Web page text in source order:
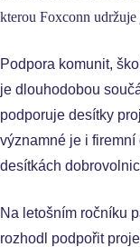
kterou Foxconn
Podpora komunit,
je dlouhodobou
podporuje desítky
významné je i
desítkách
Na letošním ročníku
rozhodl podpořit